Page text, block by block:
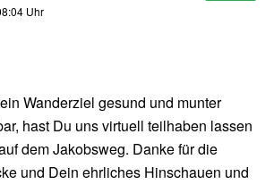
Uhr
Wanderziel gesund und munter
hast Du uns virtuell teilhaben lassen
dem Jakobsweg. Danke für die
und Dein ehrliches Hinschauen und